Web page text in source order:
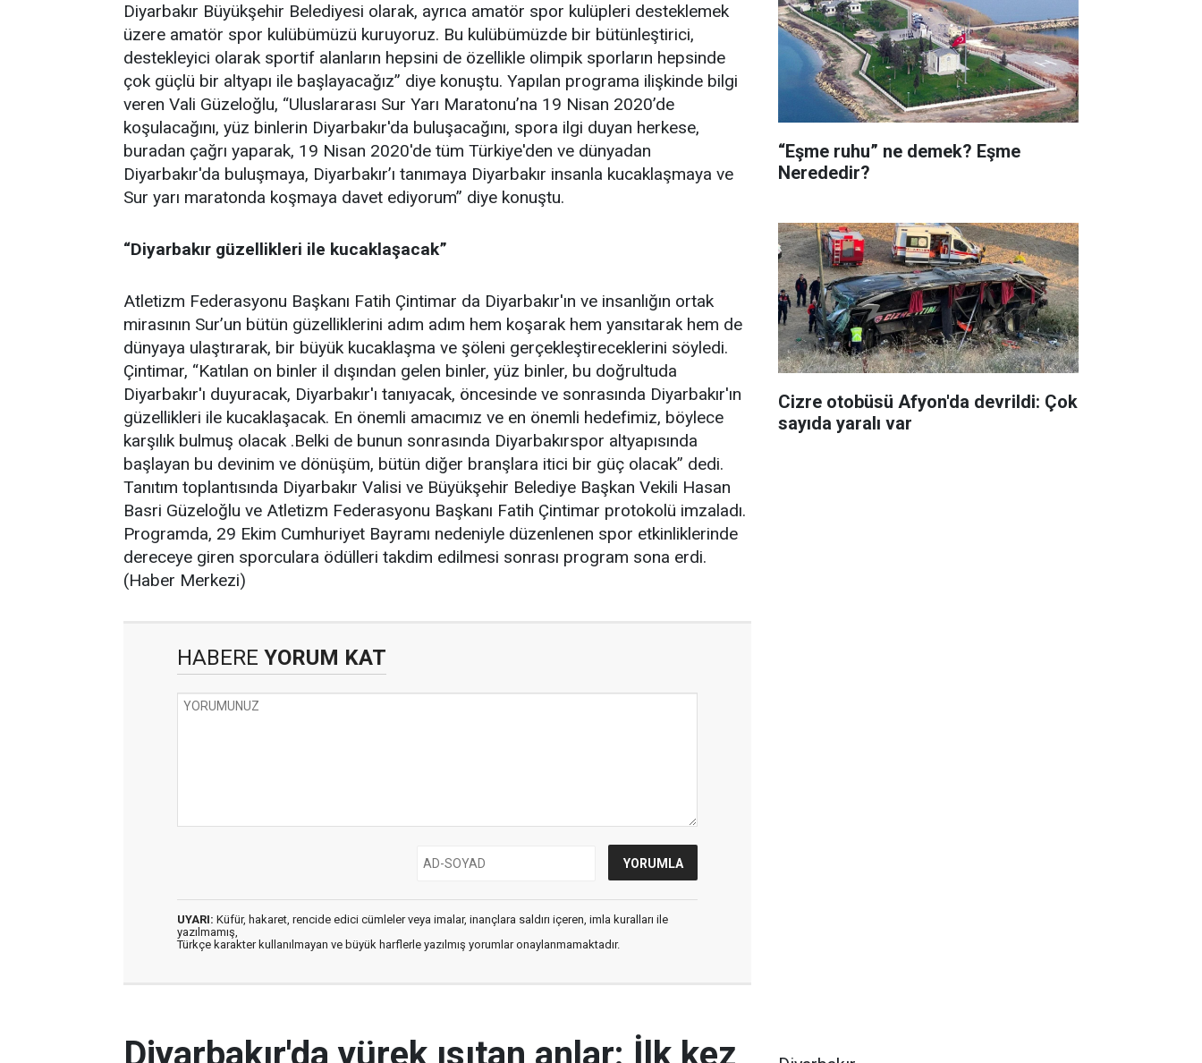
Diyarbakır Büyükşehir Belediyesi olarak, ayrıca amatör spor kulüpleri desteklemek
üzere amatör spor kulübümüzü kuruyoruz. Bu kulübümüzde bir bütünleştirici,
destekleyici olarak sportif alanların hepsini de özellikle olimpik sporların hepsinde
çok güçlü bir altyapı ile başlayacağız” diye konuştu. Yapılan programa ilişkinde bilgi
veren Vali Güzeloğlu, “Uluslararası Sur Yarı Maratonu’na 19 Nisan 2020’de
koşulacağını, yüz binlerin Diyarbakır'da buluşacağını, spora ilgi duyan herkese,
buradan çağrı yaparak, 19 Nisan 2020'de tüm Türkiye'den ve dünyadan
Diyarbakır'da buluşmaya, Diyarbakır’ı tanımaya Diyarbakır insanla kucaklaşmaya ve
Sur yarı maratonda koşmaya davet ediyorum” diye konuştu.
“Diyarbakır güzellikleri ile kucaklaşacak”
Atletizm Federasyonu Başkanı Fatih Çintimar da Diyarbakır'ın ve insanlığın ortak
mirasının Sur’un bütün güzelliklerini adım adım hem koşarak hem yansıtarak hem de
dünyaya ulaştırarak, bir büyük kucaklaşma ve şöleni gerçekleştireceklerini söyledi.
Çintimar, “Katılan on binler il dışından gelen binler, yüz binler, bu doğrultuda
Diyarbakır'ı duyuracak, Diyarbakır'ı tanıyacak, öncesinde ve sonrasında Diyarbakır'ın
güzellikleri ile kucaklaşacak. En önemli amacımız ve en önemli hedefimiz, böylece
karşılık bulmuş olacak .Belki de bunun sonrasında Diyarbakırspor altyapısında
başlayan bu devinim ve dönüşüm, bütün diğer branşlara itici bir güç olacak” dedi.
Tanıtım toplantısında Diyarbakır Valisi ve Büyükşehir Belediye Başkan Vekili Hasan
Basri Güzeloğlu ve Atletizm Federasyonu Başkanı Fatih Çintimar protokolü imzaladı.
Programda, 29 Ekim Cumhuriyet Bayramı nedeniyle düzenlenen spor etkinliklerinde
dereceye giren sporculara ödülleri takdim edilmesi sonrası program sona erdi.
(Haber Merkezi)
HABERE YORUM KAT
UYARI: Küfür, hakaret, rencide edici cümleler veya imalar, inançlara saldırı içeren, imla kuralları ile
yazılmamış,
Türkçe karakter kullanılmayan ve büyük harflerle yazılmış yorumlar onaylanmamaktadır.
“Eşme ruhu” ne demek? Eşme
Nerededir?
Cizre otobüsü Afyon'da devrildi: Çok
sayıda yaralı var
Diyarbakır'da yürek ısıtan anlar: İlk kez